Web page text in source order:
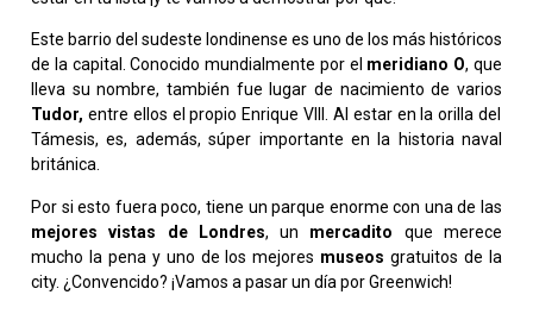
Este barrio del sudeste londinense es uno de los más históricos
de la capital. Conocido mundialmente por el meridiano O, que
lleva su nombre, también fue lugar de nacimiento de varios
Tudor, entre ellos el propio Enrique VIII. Al estar en la orilla del
Támesis, es, además, súper importante en la historia naval
británica.
Por si esto fuera poco, tiene un parque enorme con una de las
mejores vistas de Londres, un mercadito que merece
mucho la pena y uno de los mejores museos gratuitos de la
city. ¿Convencido? ¡Vamos a pasar un día por Greenwich!